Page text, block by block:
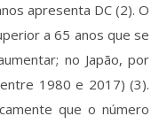
apresenta DC (2). O
a 65 anos que se
no Japão, por
1980 e 2017) (3).
que o número